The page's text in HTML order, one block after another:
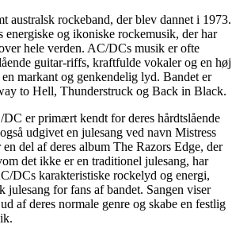
australsk rockeband, der blev dannet i 1973.
energiske og ikoniske rockemusik, der har
hele verden. AC/DCs musik er ofte
guitar-riffs, kraftfulde vokaler og en høj
markant og genkendelig lyd. Bandet er
to Hell, Thunderstruck og Back in Black.
DC er primært kendt for deres hårdtslående
udgivet en julesang ved navn Mistress
del af deres album The Razors Edge, der
det ikke er en traditionel julesang, har
DCs karakteristiske rockelyd og energi,
for fans af bandet. Sangen viser
af deres normale genre og skabe en festlig